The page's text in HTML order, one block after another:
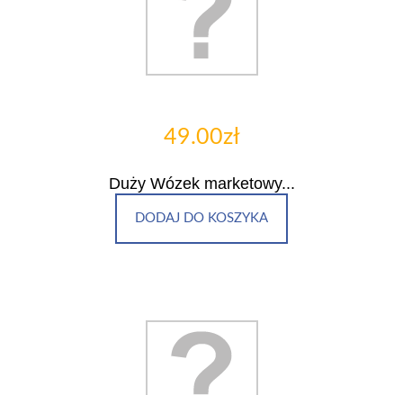
49.00zł
Duży Wózek marketowy...
DODAJ DO KOSZYKA